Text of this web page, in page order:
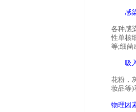
感染
各种感
性单核
等;细菌
吸入
花粉，
妆品等)
物理因